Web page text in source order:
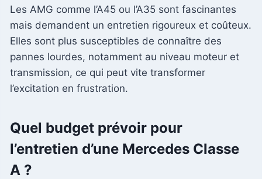
Les AMG comme l’A45 ou l’A35 sont fascinantes
mais demandent un entretien rigoureux et coûteux.
Elles sont plus susceptibles de connaître des
pannes lourdes, notamment au niveau moteur et
transmission, ce qui peut vite transformer
l’excitation en frustration.
Quel budget prévoir pour
l’entretien d’une Mercedes Classe
A ?